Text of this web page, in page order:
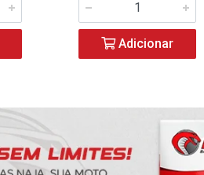
Adicionar